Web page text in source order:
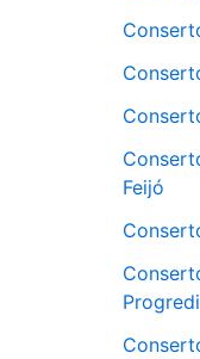
Feijó